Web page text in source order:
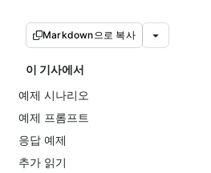
Markdown으로 복사
이 기사에서
예제 시나리오
예제 프롬프트
응답 예제
추가 읽기